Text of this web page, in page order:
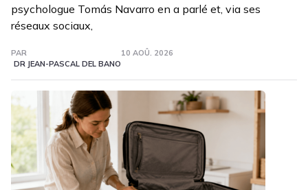
psychologue Tomás Navarro en a parlé et, via ses
réseaux sociaux,
PAR
DR JEAN-PASCAL DEL BANO
10 AOÛ. 2026